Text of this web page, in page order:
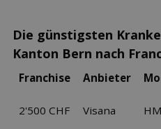
Die günstigsten
Kanton Bern nach
Franchise Anbieter
2'500 CHF Visana